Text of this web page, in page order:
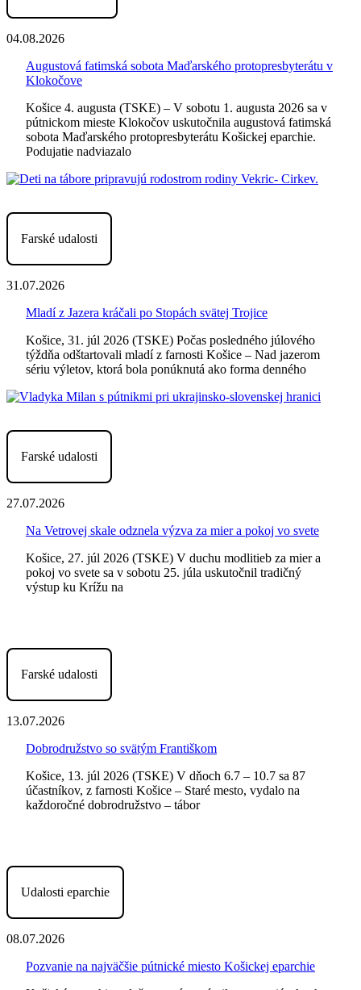
04.08.2026
Augustová fatimská sobota Maďarského protopresbyterátu v
Klokočove
Košice 4. augusta (TSKE) – V sobotu 1. augusta 2026 sa v
pútnickom mieste Klokočov uskutočnila augustová fatimská
sobota Maďarského protopresbyterátu Košickej eparchie.
Podujatie nadviazalo
Farské udalosti
31.07.2026
Mladí z Jazera kráčali po Stopách svätej Trojice
Košice, 31. júl 2026 (TSKE) Počas posledného júlového
týždňa odštartovali mladí z farnosti Košice – Nad jazerom
sériu výletov, ktorá bola ponúknutá ako forma denného
Farské udalosti
27.07.2026
Na Vetrovej skale odznela výzva za mier a pokoj vo svete
Košice, 27. júl 2026 (TSKE) V duchu modlitieb za mier a
pokoj vo svete sa v sobotu 25. júla uskutočnil tradičný
výstup ku Krížu na
Farské udalosti
13.07.2026
Dobrodružstvo so svätým Františkom
Košice, 13. júl 2026 (TSKE) V dňoch 6.7 – 10.7 sa 87
účastníkov, z farnosti Košice – Staré mesto, vydalo na
každoročné dobrodružstvo – tábor
Udalosti eparchie
08.07.2026
Pozvanie na najväčšie pútnické miesto Košickej eparchie